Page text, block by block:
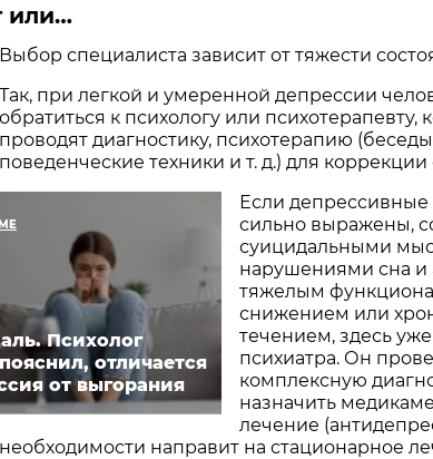
или…
Выбор специалиста зависит от тяжести
Так, при легкой и умеренной депрессии
обратиться к психологу или психотерапевту,
проводят диагностику, психотерапию
поведенческие техники и т. д.) для коррекции
Психолог
отличается
от выгорания
Если
сильно выражены,
суицидальными
нарушениями сна и
тяжелым
снижением или
течением, здесь
психиатра. Он
комплексную
назначить
лечение
необходимости направит на стационарное